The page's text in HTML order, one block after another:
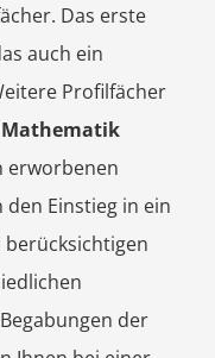
Das erste
auch ein
Profilfächer
Mathematik
erworbenen
Einstieg in ein
der